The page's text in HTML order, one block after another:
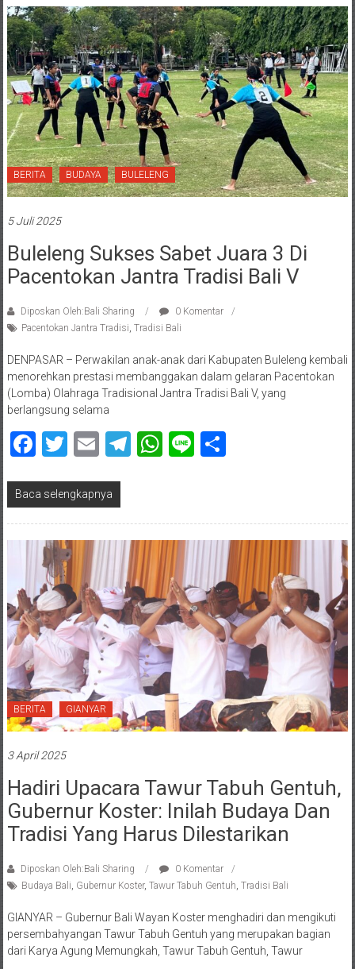
BERITA BUDAYA BULELENG
5 Juli 2025
Buleleng Sukses Sabet Juara 3 Di
Pacentokan Jantra Tradisi Bali V
Diposkan Oleh:Bali Sharing
0 Komentar
Pacentokan Jantra Tradisi, Tradisi Bali
DENPASAR – Perwakilan anak-anak dari Kabupaten Buleleng kembali
menorehkan prestasi membanggakan dalam gelaran Pacentokan
(Lomba) Olahraga Tradisional Jantra Tradisi Bali V, yang
berlangsung selama
Facebook
Twitter
EmailTelegram
WhatsApp
Line
Baca selengkapnya
BERITA GIANYAR
3 April 2025
Hadiri Upacara Tawur Tabuh Gentuh,
Gubernur Koster: Inilah Budaya Dan
Tradisi Yang Harus Dilestarikan
Diposkan Oleh:Bali Sharing
0 Komentar
Budaya Bali, Gubernur Koster, Tawur Tabuh Gentuh, Tradisi Bali
GIANYAR – Gubernur Bali Wayan Koster menghadiri dan mengikuti
persembahyangan Tawur Tabuh Gentuh yang merupakan bagian
dari Karya Agung Memungkah, Tawur Tabuh Gentuh, Tawur